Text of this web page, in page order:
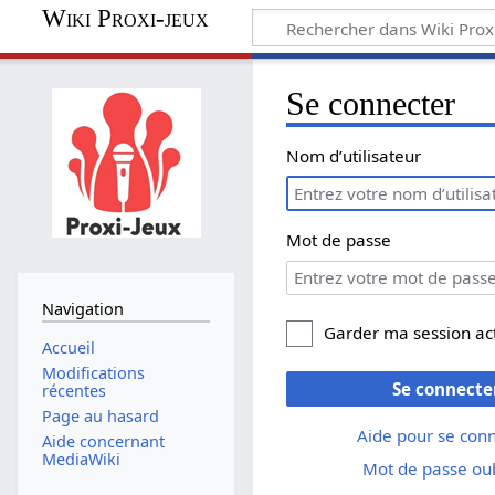
Wiki Proxi-jeux
Se connecter
Nom d’utilisateur
Mot de passe
Garder ma session
Se
Aide pour se
Mot de passe
Navigation
Accueil
Modifications
récentes
Page au hasard
Aide concernant
MediaWiki